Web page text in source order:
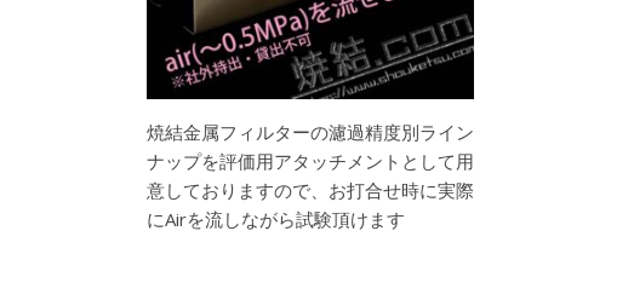
焼結金属フィルターの濾過精度別ライン
ナップを評価用アタッチメントとして用
意しておりますので、お打合せ時に実際
にAirを流しながら試験頂けます